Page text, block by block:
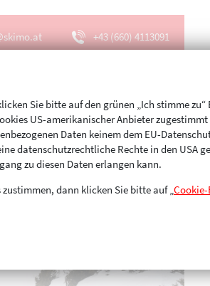
+43 (660) 4113091
Menu
Sie bitte auf den grünen „Ich stimme
US-amerikanischer Anbieter
Daten keinem dem EU-
datenschutzrechtliche Rechte in den USA
zu diesen Daten erlangen kann.
dann klicken Sie bitte auf „